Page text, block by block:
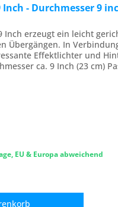
Inch - Durchmesser 9
Inch erzeugt ein leicht
Übergängen. In
Effektlichter und
ca. 9 Inch (23 cm)
EU & Europa abweichend